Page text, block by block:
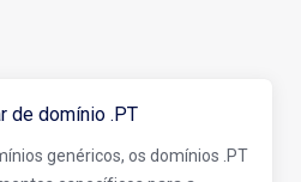
de domínio .PT
genéricos, os domínios .PT